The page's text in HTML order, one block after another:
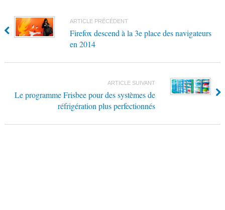
ARTICLE PRÉCÉDENT
Firefox descend à la 3e place des navigateurs
en 2014
ARTICLE SUIVANT
Le programme Frisbee pour des systèmes de
réfrigération plus perfectionnés